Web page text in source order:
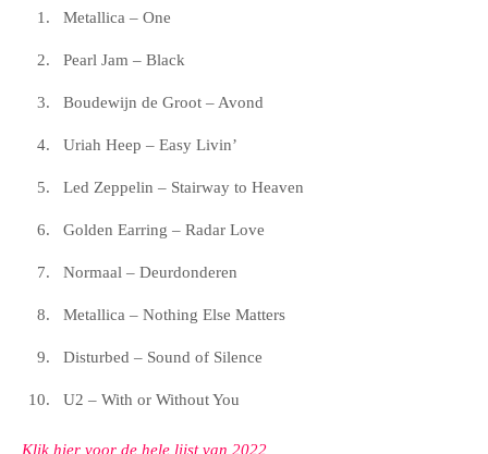
Metallica – One
Pearl Jam – Black
Boudewijn de Groot – Avond
Uriah Heep – Easy Livin’
Led Zeppelin – Stairway to Heaven
Golden Earring – Radar Love
Normaal – Deurdonderen
Metallica – Nothing Else Matters
Disturbed – Sound of Silence
U2 – With or Without You
Klik hier voor de hele lijst van 2022